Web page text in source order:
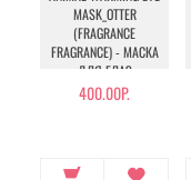
MASK_OTTER
(FRAGRANCE
FRAGRANCE) - МАСКА
ДЛЯ ГЛАЗ
400.00Р.